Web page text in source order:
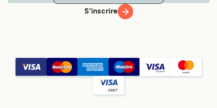
S'inscrire